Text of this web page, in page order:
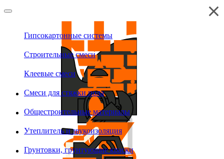
Гипсокартонные системы
Строительные смеси
Клеевые смеси
Смеси для стяжки пола
Общестроительные материалы
Утеплитель и звукоизоляция
Грунтовки, грунтующие краски